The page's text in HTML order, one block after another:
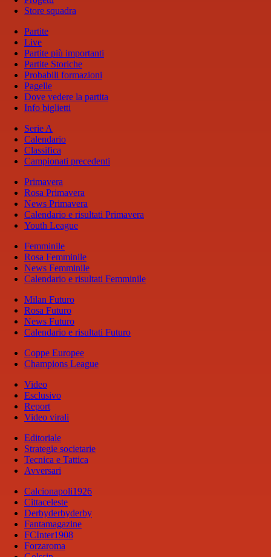
Store squadra
Partite
Live
Partite più importanti
Partite Storiche
Probabili formazioni
Pagelle
Dove vedere la partita
Info biglietti
Serie A
Calendario
Classifica
Campionati precedenti
Primavera
Rosa Primavera
News Primavera
Calendario e risultati Primavera
Youth League
Femminile
Rosa Femminile
News Femminile
Calendario e risultati Femminile
Milan Futuro
Rosa Futuro
News Futuro
Calendario e risultati Futuro
Coppe Europee
Champions League
Video
Esclusivo
Report
Video virali
Editoriale
Strategie societarie
Tecnica e Tattica
Avversari
Calcionapoli1926
Cittaceleste
Derbyderbyderby
Fantamagazine
FCInter1908
Forzaroma